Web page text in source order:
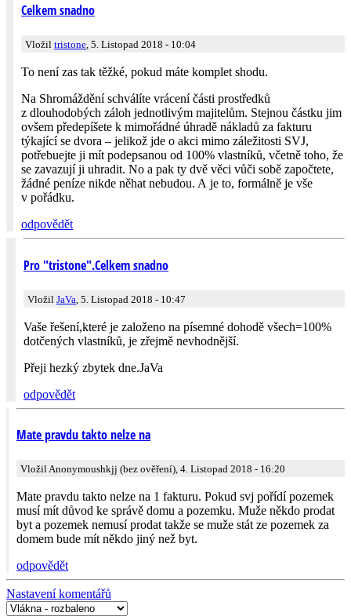
Celkem snadno
Vložil tristone, 5. Listopad 2018 - 10:04
To není zas tak těžké, pokud máte komplet shodu.
Na Shromáždění schválíte vrácení části prostředků
z dlouhodobých záloh jednotlivým majitelům. Stejnou částku jim
ovšem předepíšete k mimořádné úhradě nákladů za fakturu
týkající se dvora – jelikož jde o akci mimo záležitosti SVJ,
potřebuejte ji mít podepsanou od 100% vlastníků, včetně toho, že
se zavazují ji uhradit. No a pak ty dvě věci vůči sobě započtete,
žádné peníze nikde něhat nebudou. A je to, formálně je vše
v pořádku.
odpovědět
Pro "tristone".Celkem snadno
Vložil JaVa , 5. Listopad 2018 - 10:47
Vaše řešení,které je založeno na písemné dohodě všech=100%
dotčených vlastníků, je zřejmě nevhodnější.
Přeji hezký zbytek dne.JaVa
odpovědět
Mate pravdu takto nelze na
Vložil Anonymoushkjj (bez ověření), 4. Listopad 2018 - 16:20
Mate pravdu takto nelze na 1 fakturu. Pokud svj pořídí pozemek
musí mít důvod ke správě domu a pozemku. Muže někdo prodat
byt a pozemek nemusí prodat takže se muže stát ze pozemek za
domem bude mít někdo jiný než byt.
odpovědět
Nastavení komentářů